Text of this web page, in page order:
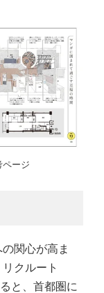
ページ
関心が高ま
クルート
と、首都圏に